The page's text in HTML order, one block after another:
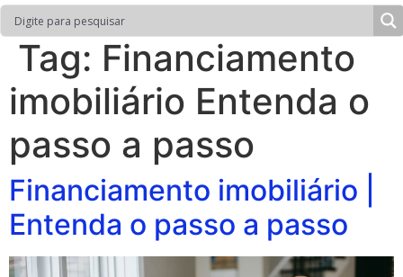
Tag: Financiamento
imobiliário Entenda o
passo a passo
Financiamento imobiliário |
Entenda o passo a passo